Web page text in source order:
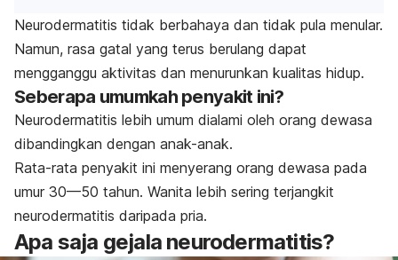
Neurodermatitis tidak berbahaya dan tidak pula menular.
Namun, rasa gatal yang terus berulang dapat
mengganggu aktivitas dan menurunkan kualitas hidup.
Seberapa umumkah penyakit ini?
Neurodermatitis lebih umum dialami oleh orang dewasa
dibandingkan dengan anak-anak.
Rata-rata penyakit ini menyerang orang dewasa pada
umur 30—50 tahun. Wanita lebih sering terjangkit
neurodermatitis daripada pria.
Apa saja gejala neurodermatitis?